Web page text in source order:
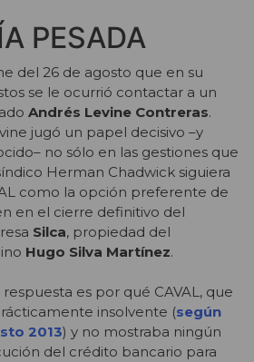
PESADA
del 26 de agosto que en su
se le ocurrió contactar a un
Andrés Levine Contreras.
jugó un papel decisivo –y
no sólo en las gestiones que
Herman Chadwick siguiera
como la opción preferente de
en el cierre definitivo del
Silca, propiedad del
Hugo Silva Martínez.
es por qué CAVAL, que
insolvente (según
2013) y no mostraba ningún
del crédito bancario para